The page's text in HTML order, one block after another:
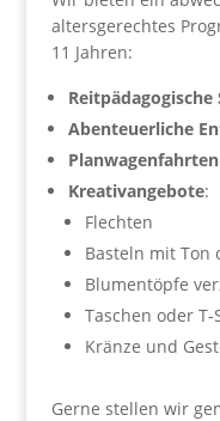
altersgerechtes
11 Jahren:
Reitpädagogische
Abenteuerliche
Planwagenfahrten
Kreativangebote:
Flechten
Basteln mit Ton
Blumentöpfe
Taschen oder
Kränze und
Gerne stellen wir